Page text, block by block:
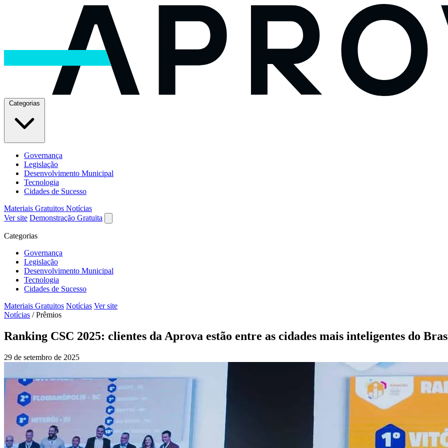
Governança
Legislação
Desenvolvimento Municipal
Tecnologia
Cidades de Sucesso
Materiais Gratuitos Notícias
Ver site Demonstração Gratuita
Categorias
Governança
Legislação
Desenvolvimento Municipal
Tecnologia
Cidades de Sucesso
Materiais Gratuitos Notícias Ver site
Notícias / Prêmios
Ranking CSC 2025: clientes da Aprova estão entre as cidades mais inteligentes do
29 de setembro de 2025